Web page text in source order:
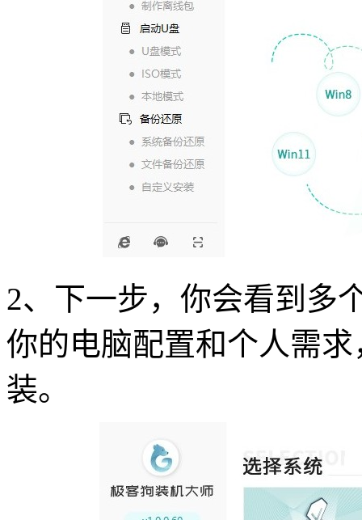
2、下一步，你会看到多
你的电脑配置和个人需
装。